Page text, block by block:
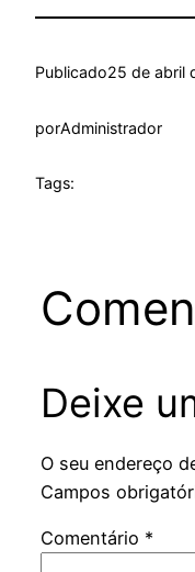
Publicado25 de abril
porAdministrador
Tags:
Deixe
O seu endereço
Campos
Comentário *